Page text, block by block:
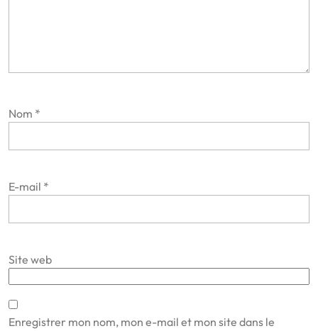
Nom *
E-mail *
Site web
Enregistrer mon nom, mon e-mail et mon site dans le